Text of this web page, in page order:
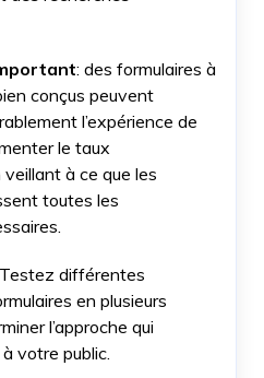
: des formulaires à
conçus peuvent
l’expérience de
le taux
veillant à ce que les
toutes les
différentes
en plusieurs
l’approche qui
votre public.